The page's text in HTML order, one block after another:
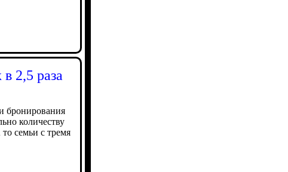
2,5 раза
бронирования
количеству
семьи с тремя